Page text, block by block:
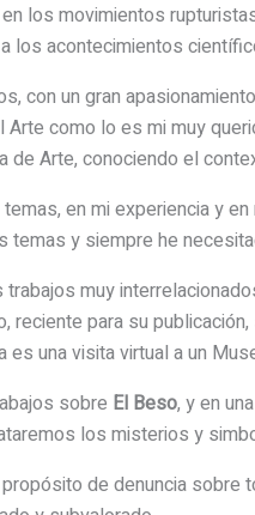
los movimientos
los acontecimientos
con un gran
Arte como lo es mi muy
de Arte, conociendo el
en mi experiencia y
temas y siempre he
muy
reciente para su
es una visita virtual a un
sobre El Beso, y en
los misterios y
de denuncia sobre